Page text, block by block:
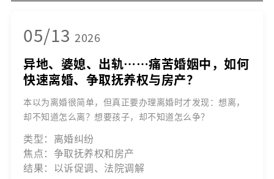
05/13 2026
异地、婆媳、出轨……痛苦婚姻中，如何
快速离婚、争取抚养权与房产？
本以为离婚很简单，但真正要办理离婚时才发现：想离，
却不知道怎么离？想要孩子，却不知道怎么争？
类型：离婚纠纷
焦点：争取抚养权和房产
结果：以诉促调、法院调解